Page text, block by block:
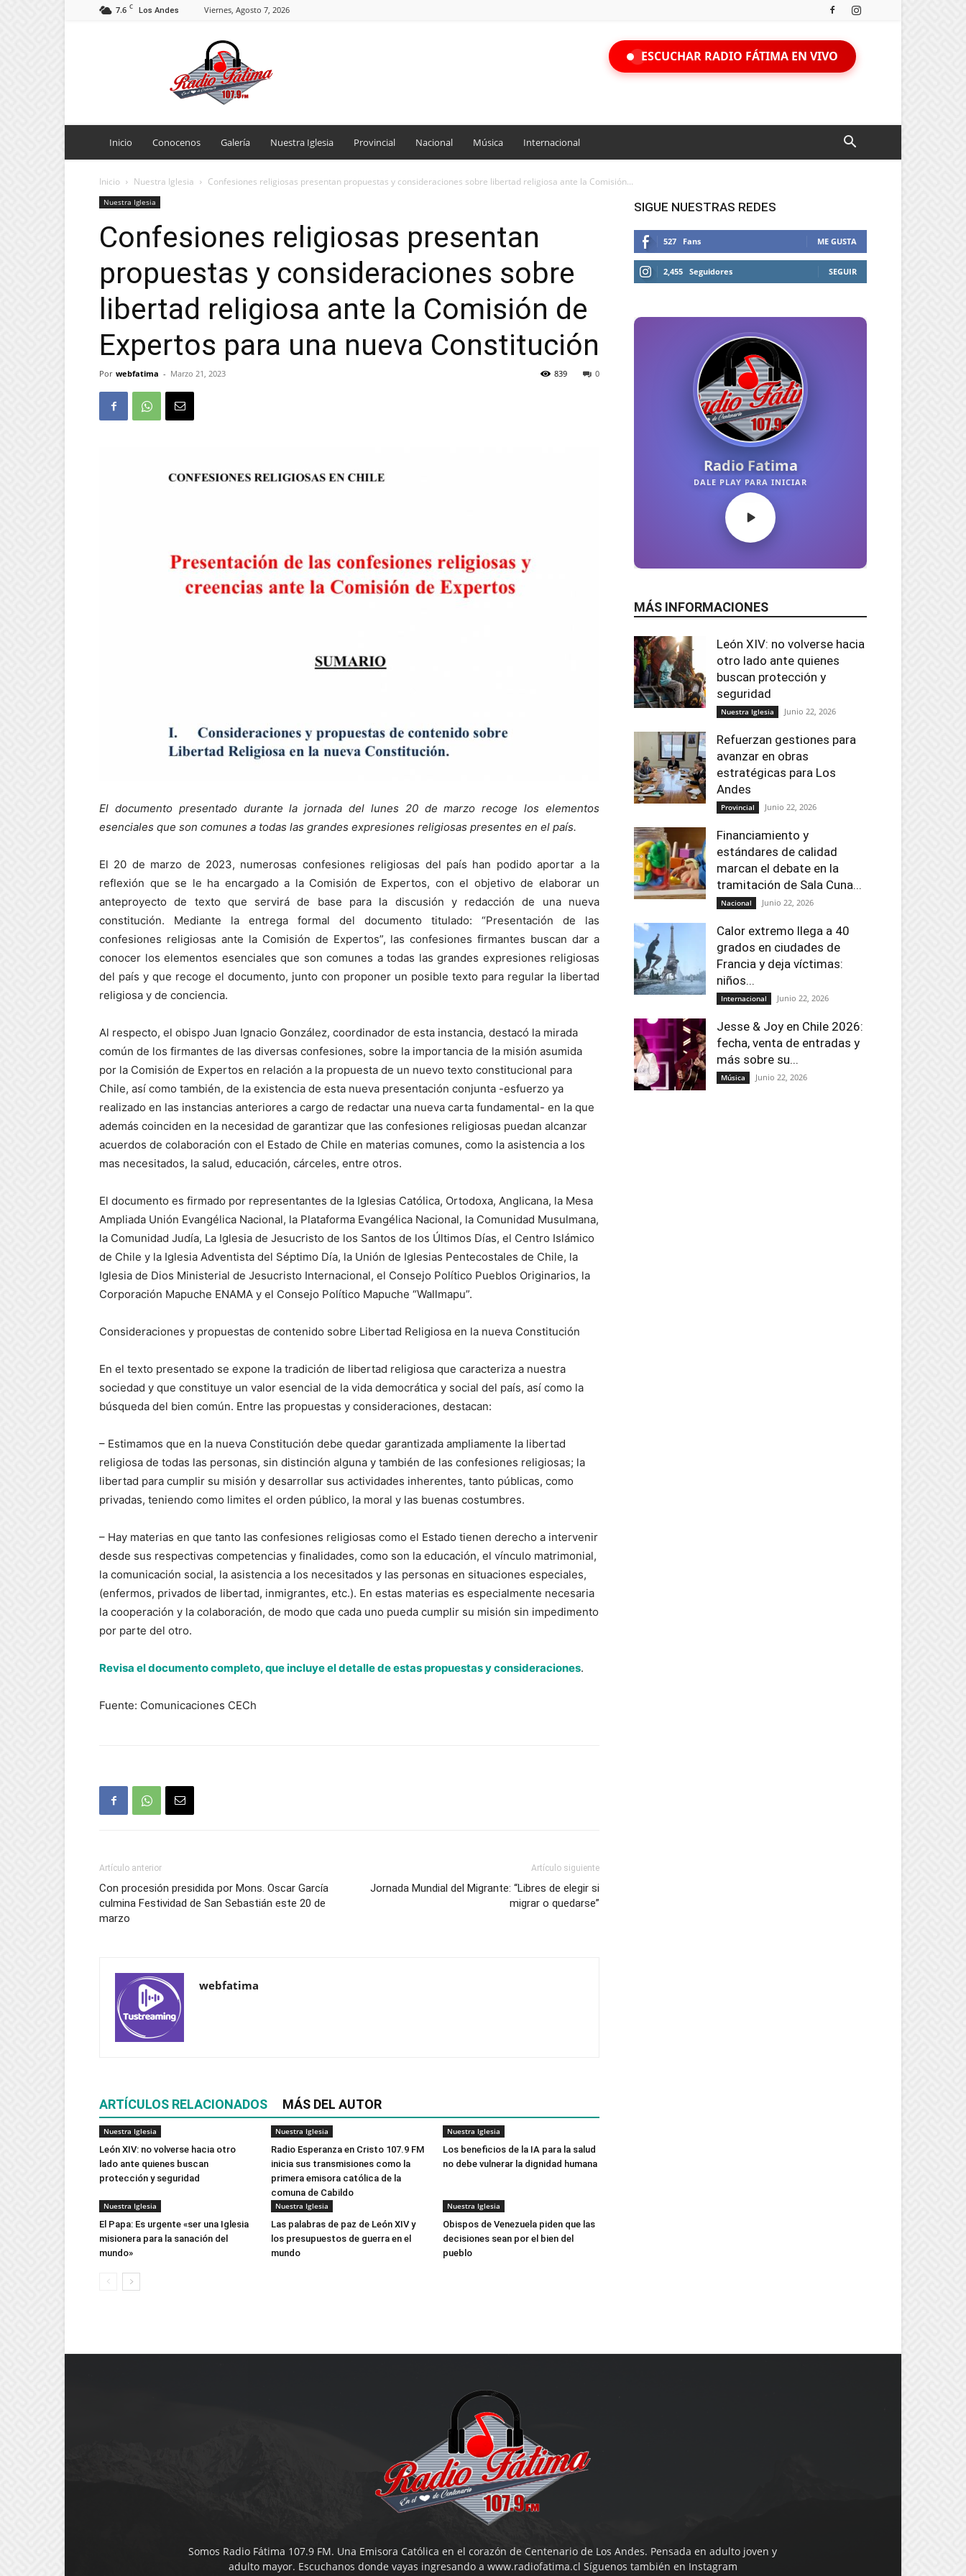
7.6 C Los Andes Viernes, Agosto 7, 2026
ESCUCHAR RADIO FÁTIMA EN VIVO
Inicio Conocenos Galería Nuestra Iglesia Provincial Nacional Música Internacional
Inicio Nuestra Iglesia Confesiones religiosas presentan propuestas y consideraciones sobre libertad religiosa ante la Comisión...
Nuestra Iglesia
Confesiones religiosas presentan
propuestas y consideraciones sobre
libertad religiosa ante la Comisión de
Expertos para una nueva Constitución
Por webfatima - Marzo 21, 2023 0
839
El documento presentado durante la jornada del lunes 20 de marzo recoge los elementos
esenciales que son comunes a todas las grandes expresiones religiosas presentes en el país.
El 20 de marzo de 2023, numerosas confesiones religiosas del país han podido aportar a la
reflexión que se le ha encargado a la Comisión de Expertos, con el objetivo de elaborar un
anteproyecto de texto que servirá de base para la discusión y redacción de una nueva
constitución. Mediante la entrega formal del documento titulado: “Presentación de las
confesiones religiosas ante la Comisión de Expertos”, las confesiones firmantes buscan dar a
conocer los elementos esenciales que son comunes a todas las grandes expresiones religiosas
del país y que recoge el documento, junto con proponer un posible texto para regular la libertad
religiosa y de conciencia.
Al respecto, el obispo Juan Ignacio González, coordinador de esta instancia, destacó la mirada
común de los firmantes de las diversas confesiones, sobre la importancia de la misión asumida
por la Comisión de Expertos en relación a la propuesta de un nuevo texto constitucional para
Chile, así como también, de la existencia de esta nueva presentación conjunta -esfuerzo ya
realizado en las instancias anteriores a cargo de redactar una nueva carta fundamental- en la que
además coinciden en la necesidad de garantizar que las confesiones religiosas puedan alcanzar
acuerdos de colaboración con el Estado de Chile en materias comunes, como la asistencia a los
mas necesitados, la salud, educación, cárceles, entre otros.
El documento es firmado por representantes de la Iglesias Católica, Ortodoxa, Anglicana, la Mesa
Ampliada Unión Evangélica Nacional, la Plataforma Evangélica Nacional, la Comunidad Musulmana,
la Comunidad Judía, La Iglesia de Jesucristo de los Santos de los Últimos Días, el Centro Islámico
de Chile y la Iglesia Adventista del Séptimo Día, la Unión de Iglesias Pentecostales de Chile, la
Iglesia de Dios Ministerial de Jesucristo Internacional, el Consejo Político Pueblos Originarios, la
Corporación Mapuche ENAMA y el Consejo Político Mapuche “Wallmapu”.
Consideraciones y propuestas de contenido sobre Libertad Religiosa en la nueva Constitución
En el texto presentado se expone la tradición de libertad religiosa que caracteriza a nuestra
sociedad y que constituye un valor esencial de la vida democrática y social del país, así como la
búsqueda del bien común. Entre las propuestas y consideraciones, destacan:
– Estimamos que en la nueva Constitución debe quedar garantizada ampliamente la libertad
religiosa de todas las personas, sin distinción alguna y también de las confesiones religiosas; la
libertad para cumplir su misión y desarrollar sus actividades inherentes, tanto públicas, como
privadas, teniendo como limites el orden público, la moral y las buenas costumbres.
– Hay materias en que tanto las confesiones religiosas como el Estado tienen derecho a intervenir
desde sus respectivas competencias y finalidades, como son la educación, el vínculo matrimonial,
la comunicación social, la asistencia a los necesitados y las personas en situaciones especiales,
(enfermos, privados de libertad, inmigrantes, etc.). En estas materias es especialmente necesaria
la cooperación y la colaboración, de modo que cada uno pueda cumplir su misión sin impedimento
por parte del otro.
Revisa el documento completo, que incluye el detalle de estas propuestas y consideraciones.
Fuente: Comunicaciones CECh
Artículo anterior
Con procesión presidida por Mons. Oscar García
culmina Festividad de San Sebastián este 20 de
marzo
Artículo siguiente
Jornada Mundial del Migrante: “Libres de elegir si
migrar o quedarse”
webfatima
ARTÍCULOS RELACIONADOS MÁS DEL AUTOR
Nuestra Iglesia
León XIV: no volverse hacia otro
lado ante quienes buscan
protección y seguridad
Nuestra Iglesia
Radio Esperanza en Cristo 107.9 FM
inicia sus transmisiones como la
primera emisora católica de la
comuna de Cabildo
Nuestra Iglesia
Los beneficios de la IA para la salud
no debe vulnerar la dignidad humana
Nuestra Iglesia
El Papa: Es urgente «ser una Iglesia
misionera para la sanación del
mundo»
Nuestra Iglesia
Las palabras de paz de León XIV y
los presupuestos de guerra en el
mundo
Nuestra Iglesia
Obispos de Venezuela piden que las
decisiones sean por el bien del
pueblo
SIGUE NUESTRAS REDES
527 Fans ME GUSTA
2,455 Seguidores SEGUIR
MÁS INFORMACIONES
León XIV: no volverse hacia
otro lado ante quienes
buscan protección y
seguridad
Nuestra Iglesia Junio 22, 2026
Refuerzan gestiones para
avanzar en obras
estratégicas para Los
Andes
Provincial Junio 22, 2026
Financiamiento y
estándares de calidad
marcan el debate en la
tramitación de Sala Cuna...
Nacional Junio 22, 2026
Calor extremo llega a 40
grados en ciudades de
Francia y deja víctimas:
niños...
Internacional Junio 22, 2026
Jesse & Joy en Chile 2026:
fecha, venta de entradas y
más sobre su...
Música Junio 22, 2026
Somos Radio Fátima 107.9 FM. Una Emisora Católica en el corazón de Centenario de Los Andes. Pensada en adulto joven y
adulto mayor. Escuchanos donde vayas ingresando a www.radiofatima.cl Síguenos también en Instagram